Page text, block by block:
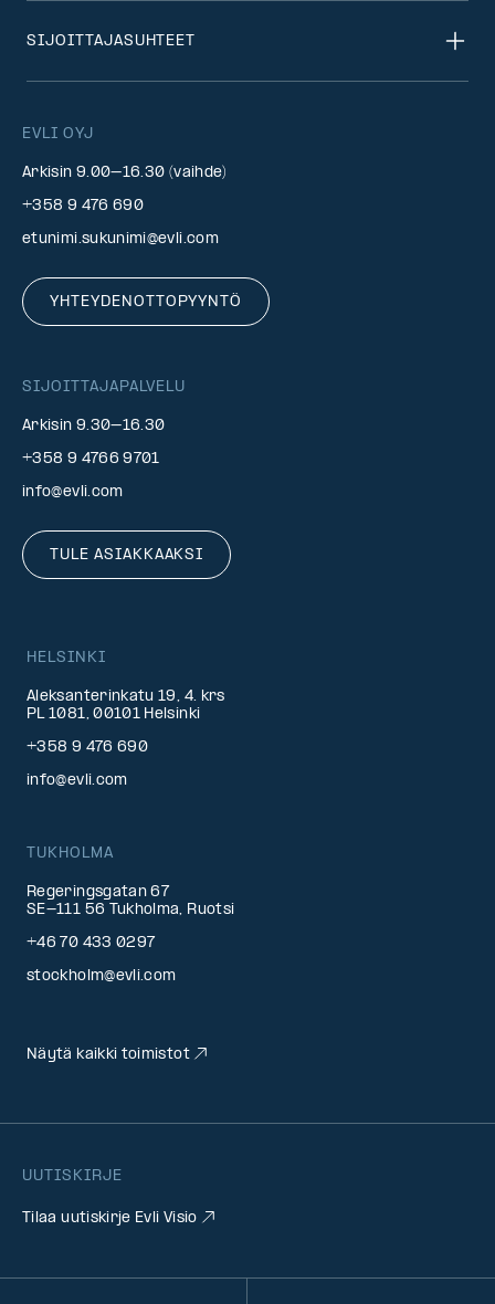
EVLI OYJ
Arkisin 9.00–16.30 (vaihde)
+358 9 476 690
etunimi.sukunimi@evli.com
YHTEYDENOTTOPYYNTÖ
SIJOITTAJAPALVELU
Arkisin 9.30–16.30
+358 9 4766 9701
info@evli.com
TULE ASIAKKAAKSI
SIJOITTAJASUHTEET
UUTISKIRJE
Tilaa uutiskirje Evli Visio
HELSINKI
Aleksanterinkatu 19, 4. krs
PL 1081, 00101 Helsinki
+358 9 476 690
info@evli.com
TUKHOLMA
Regeringsgatan 67
SE-111 56 Tukholma, Ruotsi
+46 70 433 0297
stockholm@evli.com
Näytä kaikki toimistot